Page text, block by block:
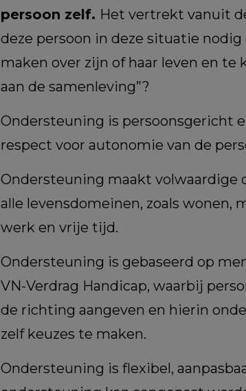
persoon zelf. Het vertrekt vanuit
deze persoon in deze situatie
maken over zijn of haar leven en te
aan de samenleving”?
Ondersteuning is persoonsgericht
respect voor autonomie van de
Ondersteuning maakt volwaardige
alle levensdomeinen, zoals wonen,
werk en vrije tijd.
Ondersteuning is gebaseerd op
VN-Verdrag Handicap, waarbij
de richting aangeven en hierin
zelf keuzes te maken.
Ondersteuning is flexibel,